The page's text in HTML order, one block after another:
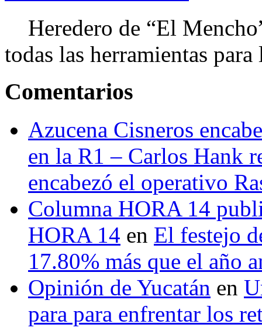
Heredero de “El
todas las herramientas
Comentarios
Azucena Cisneros
en la R1 – Carlos Hank
encabezó el operativo
Columna HORA 14
HORA 14 en El festejo
17.80% más que el año
Opinión de Yucatán en
para para enfrentar los